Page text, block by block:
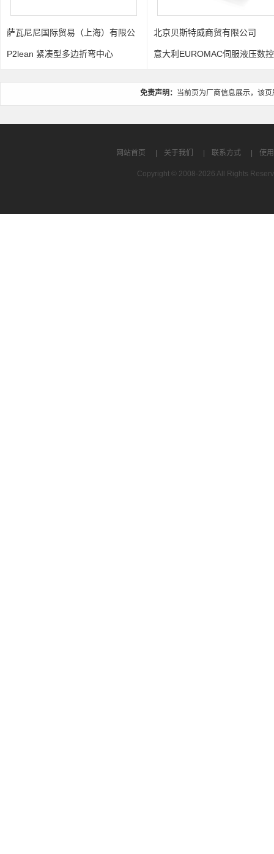
萨瓦尼尼国际贸易（上海）有限公
司
P2lean 紧凑型多边折弯中心
北京贝斯特威商贸有限公司
意大利EUROMAC伺服液压数
免责声明： 当前页为厂商信息展示，该
网站首页 关于我们 联系方式 使
Copyright © 2008-2026 All Rights